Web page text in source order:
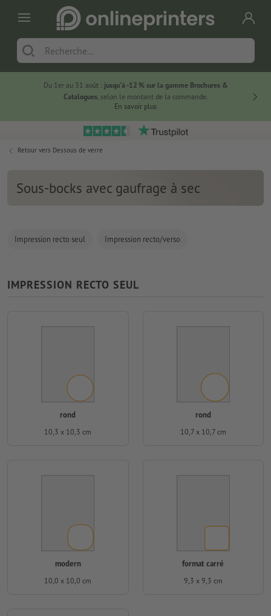
Du 1er au 31 août : jusqu’à -12 % sur la gamme Brochures &
Catalogues, selon le montant de la commande.
En savoir plus
Retour vers Dessous de verre
Sous-bocks avec gaufrage à sec
Impression recto seul Impression recto/verso
IMPRESSION RECTO SEUL
rond
10,3 x 10,3 cm
rond
10,7 x 10,7 cm
modern
10,0 x 10,0 cm
format carré
9,3 x 9,3 cm